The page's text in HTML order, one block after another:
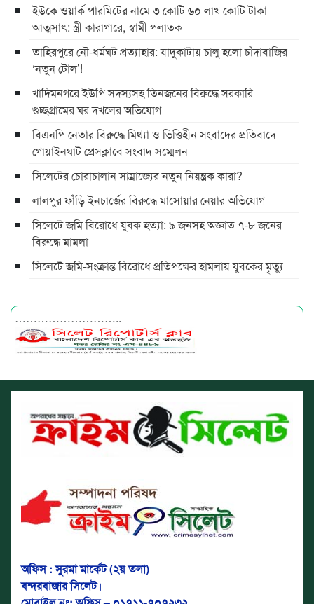
ইউকে ওয়ার্ক পারমিটের নামে ৩ কোটি ৬০ লাখ কোটি টাকা
আত্মসাৎ: স্ত্রী কারাগারে, স্বামী পলাতক
তাহিরপুরে নৌ-ধর্মঘট প্রত্যাহার: যাদুকাটায় চালু হলো চাঁদাবাজির
‘নতুন টোল’!
খাদিমনগরে ইউপি সদস্যসহ তিনজনের বিরুদ্ধে সরকারি
গুচ্ছগ্রামের ঘর দখলের অভিযোগ
বিএনপি নেতার বিরুদ্ধে মিথ্যা ও ভিত্তিহীন সংবাদের প্রতিবাদে
গোয়াইনঘাট প্রেসক্লাবে সংবাদ সম্মেলন
সিলেটের চোরাচালান সাম্রাজ্যের নতুন নিয়ন্ত্রক কারা?
লালপুর ফাঁড়ি ইনচার্জের বিরুদ্ধে মাসোয়ার নেয়ার অভিযোগ
সিলেটে জমি বিরোধে যুবক হত্যা: ৯ জনসহ অজ্ঞাত ৭-৮ জনের
বিরুদ্ধে মামলা
সিলেটে জমি-সংক্রান্ত বিরোধে প্রতিপক্ষের হামলায় যুবকের মৃত্যু
………………………..
অফিস : সুরমা মার্কেট (২য় তলা)
বন্দরবাজার সিলেট।